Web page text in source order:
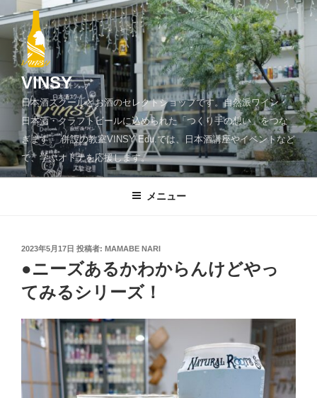
ン
ツ
へ
ッ
プ
VINSY
日本酒スクールとお酒のセレクトショップです。自然派ワイン・
日本酒・クラフトビールに込められた「つくり手の想い」をつな
ぎます。 併設の教室VINSY Edu.では、日本酒講座やイベントなど
で、学ぶオトナを応援します。
メニュー
投
日:
2023年5月17日 投稿者: MAMABE NARI
●ニーズあるかわからんけどやっ
てみるシリーズ！